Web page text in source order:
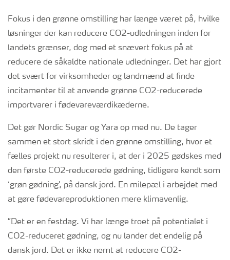
Fokus i den grønne omstilling har længe været på, hvilke
løsninger der kan reducere CO2-udledningen inden for
landets grænser, dog med et snævert fokus på at
reducere de såkaldte nationale udledninger. Det har gjort
det svært for virksomheder og landmænd at finde
incitamenter til at anvende grønne CO2-reducerede
importvarer i fødevareværdikæderne.
Det gør Nordic Sugar og Yara op med nu. De tager
sammen et stort skridt i den grønne omstilling, hvor et
fælles projekt nu resulterer i, at der i 2025 gødskes med
den første CO2-reducerede gødning, tidligere kendt som
‘grøn gødning’, på dansk jord. En milepæl i arbejdet med
at gøre fødevareproduktionen mere klimavenlig.
”Det er en festdag. Vi har længe troet på potentialet i
CO2-reduceret gødning, og nu lander det endelig på
dansk jord. Det er ikke nemt at reducere CO2-